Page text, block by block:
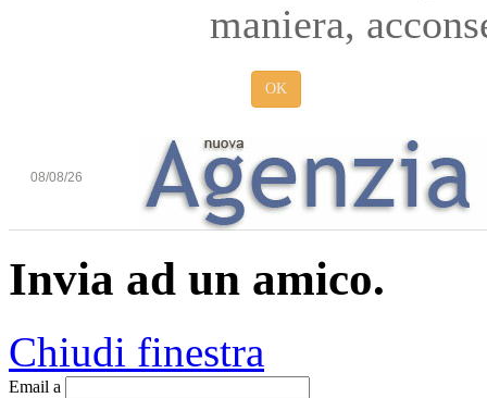
maniera,
OK
08/08/26
Invia ad un amico.
Chiudi finestra
Email a